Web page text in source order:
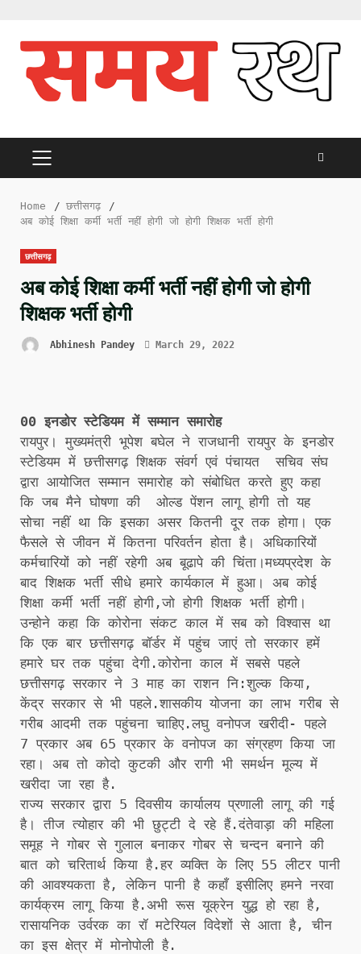
content
PRIMARY
Home
छत्तीसगढ़
अब कोई शिक्षा कर्मी भर्ती नहीं होगी जो होगी शिक्षक भर्ती होगी
छत्तीसगढ़
अब कोई शिक्षा कर्मी भर्ती नहीं होगी जो होगी
शिक्षक भर्ती होगी
Abhinesh Pandey March 29, 2022
00 इनडोर स्टेडियम में सम्मान समारोह
रायपुर। मुख्यमंत्री भूपेश बघेल ने राजधानी रायपुर के इनडोर
स्टेडियम में छत्तीसगढ़ शिक्षक संवर्ग एवं पंचायत सचिव संघ
द्वारा आयोजित सम्मान समारोह को संबोधित करते हुए कहा
कि जब मैने घोषणा की ओल्ड पेंशन लागू होगी तो यह
सोचा नहीं था कि इसका असर कितनी दूर तक होगा। एक
फैसले से जीवन में कितना परिवर्तन होता है। अधिकारियों
कर्मचारियों को नहीं रहेगी अब बूढापे की चिंता।मध्यप्रदेश के
बाद शिक्षक भर्ती सीधे हमारे कार्यकाल में हुआ। अब कोई
शिक्षा कर्मी भर्ती नहीं होगी,जो होगी शिक्षक भर्ती होगी।
उन्होने कहा कि कोरोना संकट काल में सब को विश्वास था
कि एक बार छत्तीसगढ़ बॉर्डर में पहुंच जाएं तो सरकार हमें
हमारे घर तक पहुंचा देगी.कोरोना काल में सबसे पहले
छत्तीसगढ़ सरकार ने 3 माह का राशन नि:शुल्क किया,
केंद्र सरकार से भी पहले.शासकीय योजना का लाभ गरीब से
गरीब आदमी तक पहुंचना चाहिए.लघु वनोपज खरीदी- पहले
7 प्रकार अब 65 प्रकार के वनोपज का संग्रहण किया जा
रहा। अब तो कोदो कुटकी और रागी भी समर्थन मूल्य में
खरीदा जा रहा है.
राज्य सरकार द्वारा 5 दिवसीय कार्यालय प्रणाली लागू की गई
है। तीज त्योहार की भी छुट्टी दे रहे हैं.दंतेवाड़ा की महिला
समूह ने गोबर से गुलाल बनाकर गोबर से चन्दन बनाने की
बात को चरितार्थ किया है.हर व्यक्ति के लिए 55 लीटर पानी
की आवश्यकता है, लेकिन पानी है कहाँ इसीलिए हमने नरवा
कार्यक्रम लागू किया है.अभी रूस यूक्रेन युद्ध हो रहा है,
रासायनिक उर्वरक का रॉ मटेरियल विदेशों से आता है, चीन
का इस क्षेत्र में मोनोपोली है.